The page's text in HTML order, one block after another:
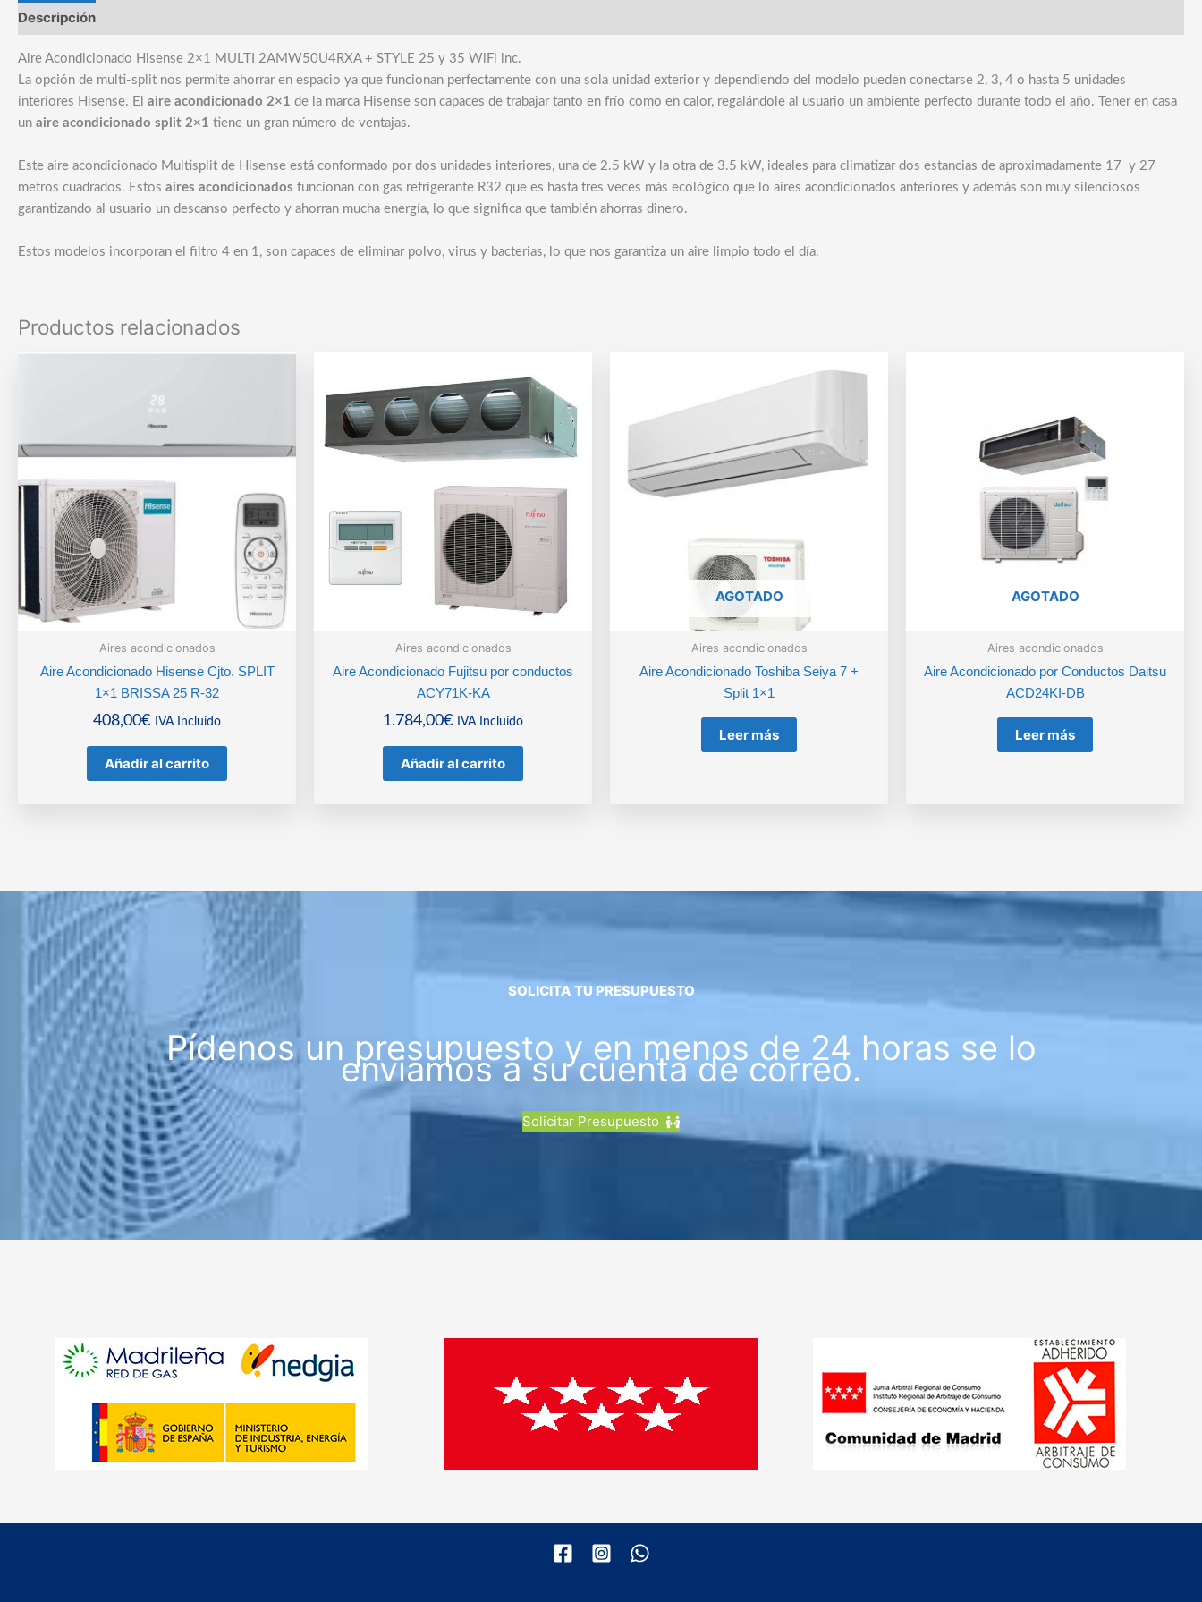
Descripción
Aire Acondicionado Hisense 2×1 MULTI 2AMW50U4RXA + STYLE 25 y 35 WiFi inc.
La opción de multi-split nos permite ahorrar en espacio ya que funcionan perfectamente con una sola unidad exterior y dependiendo del modelo pueden conectarse 2, 3, 4 o hasta 5 unidades
interiores Hisense. El aire acondicionado 2×1 de la marca Hisense son capaces de trabajar tanto en frío como en calor, regalándole al usuario un ambiente perfecto durante todo el año. Tener en casa
un aire acondicionado split 2×1 tiene un gran número de ventajas.
Este aire acondicionado Multisplit de Hisense está conformado por dos unidades interiores, una de 2.5 kW y la otra de 3.5 kW, ideales para climatizar dos estancias de aproximadamente 17 y 27
metros cuadrados. Estos aires acondicionados funcionan con gas refrigerante R32 que es hasta tres veces más ecológico que lo aires acondicionados anteriores y además son muy silenciosos
garantizando al usuario un descanso perfecto y ahorran mucha energía, lo que significa que también ahorras dinero.
Estos modelos incorporan el filtro 4 en 1, son capaces de eliminar polvo, virus y bacterias, lo que nos garantiza un aire limpio todo el día.
Productos relacionados
Aires acondicionados
Aire Acondicionado Hisense Cjto. SPLIT
1×1 BRISSA 25 R-32
408,00€ IVA Incluido
Añadir al carrito
Aires acondicionados
Aire Acondicionado Fujitsu por conductos
ACY71K-KA
1.784,00€ IVA Incluido
Añadir al carrito
AGOTADO
Aires acondicionados
Aire Acondicionado Toshiba Seiya 7 +
Split 1×1
Leer más
AGOTADO
Aires acondicionados
Aire Acondicionado por Conductos Daitsu
ACD24KI-DB
Leer más
SOLICITA TU PRESUPUESTO
Pídenos un presupuesto y en menos de 24 horas se lo
enviamos a su cuenta de correo.
Solicitar Presupuesto